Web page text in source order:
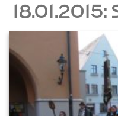
18.01.2015: